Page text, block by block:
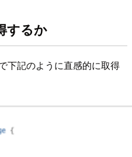
するか
下記のように直感的に取得